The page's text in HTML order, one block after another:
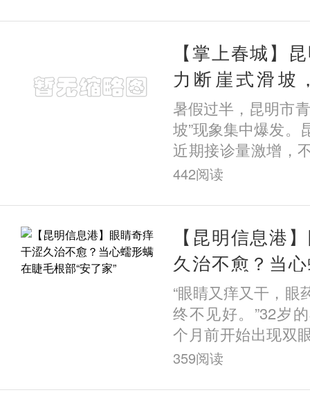
了I
【掌上春城】
力断崖式滑坡
醒：近视不可逆
暑假过半，昆明市
坡”现象集中爆发。
近期接诊量激增，
定的孩子出现度数
市
442阅读
【昆明信息港
久治不愈？当
根部“安了家”
“眼睛又痒又干，眼
终不见好。”32岁
个月前开始出现双
以为是普通的结膜
359阅读